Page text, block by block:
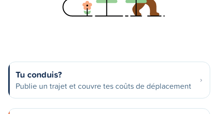
Tu conduis?
Publie un trajet et couvre tes coûts de déplacement